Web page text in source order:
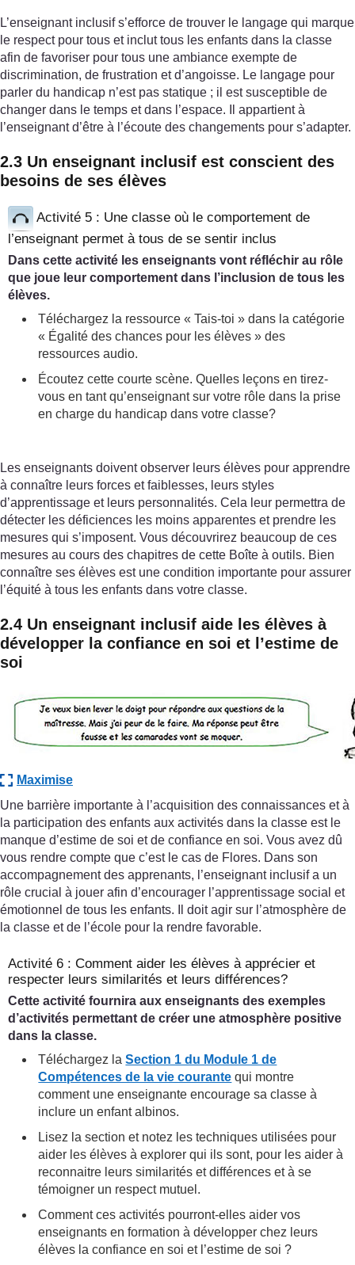
L’enseignant inclusif s’efforce de trouver le langage qui marque
le respect pour tous et inclut tous les enfants dans la classe
afin de favoriser pour tous une ambiance exempte de
discrimination, de frustration et d’angoisse. Le langage pour
parler du handicap n’est pas statique ; il est susceptible de
changer dans le temps et dans l’espace. Il appartient à
l’enseignant d’être à l’écoute des changements pour s’adapter.
2.3 Un enseignant inclusif est conscient des
besoins de ses élèves
Activité 5 : Une classe où le comportement de
l’enseignant permet à tous de se sentir inclus
Dans cette activité les enseignants vont réfléchir au rôle
que joue leur comportement dans l’inclusion de tous les
élèves.
Téléchargez la ressource « Tais-toi » dans la catégorie
« Égalité des chances pour les élèves » des
ressources audio.
Écoutez cette courte scène. Quelles leçons en tirez-
vous en tant qu’enseignant sur votre rôle dans la prise
en charge du handicap dans votre classe?
Les enseignants doivent observer leurs élèves pour apprendre
à connaître leurs forces et faiblesses, leurs styles
d’apprentissage et leurs personnalités. Cela leur permettra de
détecter les déficiences les moins apparentes et prendre les
mesures qui s’imposent. Vous découvrirez beaucoup de ces
mesures au cours des chapitres de cette Boîte à outils. Bien
connaître ses élèves est une condition importante pour assurer
l’équité à tous les enfants dans votre classe.
2.4 Un enseignant inclusif aide les élèves à
développer la confiance en soi et l’estime de
soi
Maximise
Une barrière importante à l’acquisition des connaissances et à
la participation des enfants aux activités dans la classe est le
manque d’estime de soi et de confiance en soi. Vous avez dû
vous rendre compte que c’est le cas de Flores. Dans son
accompagnement des apprenants, l’enseignant inclusif a un
rôle crucial à jouer afin d’encourager l’apprentissage social et
émotionnel de tous les enfants. Il doit agir sur l’atmosphère de
la classe et de l’école pour la rendre favorable.
Activité 6 : Comment aider les élèves à apprécier et
respecter leurs similarités et leurs différences?
Cette activité fournira aux enseignants des exemples
d’activités permettant de créer une atmosphère positive
dans la classe.
Téléchargez laSection 1 du Module 1 de
Compétences de la vie courante qui montre
comment une enseignante encourage sa classe à
inclure un enfant albinos.
Lisez la section et notez les techniques utilisées pour
aider les élèves à explorer qui ils sont, pour les aider à
reconnaitre leurs similarités et différences et à se
témoigner un respect mutuel.
Comment ces activités pourront-elles aider vos
enseignants en formation à développer chez leurs
élèves la confiance en soi et l’estime de soi ?